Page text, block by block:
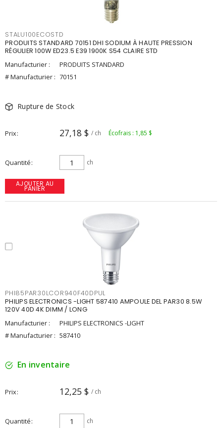
STALU100ECOSTD
PRODUITS STANDARD 70151 DHI SODIUM À HAUTE PRESSION
RÉGULIER 100W ED23.5 E39 1900K S54 CLAIRE STD
Manufacturier :
PRODUITS STANDARD
# Manufacturier : 70151
Rupture de Stock
Prix 27,18 $ / ch Écofrais : 1,85 $
Quantité ch
AJOUTER AU
PANIER
PHI85PAR30LCOR940F40DPUL
PHILIPS ELECTRONICS -LIGHT 587410 AMPOULE DEL PAR30 8.5W
120V 40D 4K DIMM / LONG
Manufacturier :
PHILIPS ELECTRONICS -LIGHT
# Manufacturier : 587410
En inventaire
Prix 12,25 $ / ch
Quantité ch